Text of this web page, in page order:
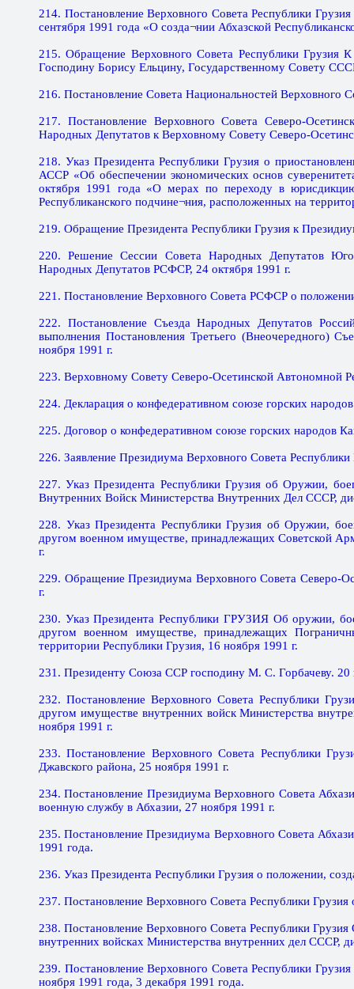
214. Постановление Верховного Совета Республики
сентября 1991 года «О созда¬нии Абхазской
215. Обращение Верховного Совета Республики
Господину Борису Ельцину, Государственному Совету
216. Постановление Совета Национальностей
217. Постановление Верховного Совета Северо-
Народных Депутатов к Верховному Совету Северо-
218. Указ Президента Республики Грузия о
АССР «Об обеспечении экономических основ
октября 1991 года «О мерах по переходу в
Республиканского подчине¬ния, расположенных на
219. Обращение Президента Республики Грузия к
220. Решение Сессии Совета Народных Депутатов
Народных Депутатов РСФСР, 24 октября 1991 г.
221. Постановление Верховного Совета РСФСР о
222. Постановление Съезда Народных Депутатов
выполнения Постановления Третьего
ноября 1991 г.
223. Верховному Совету Северо-Осетинской Автономной
224. Декларация о конфедеративном союзе горских
225. Договор о конфедеративном союзе горских народов
226. Заявление Президиума Верховного Совета Республики
227. Указ Президента Республики Грузия об Оружии,
Внутренних Войск Министерства Внутренних Дел СССР,
228. Указ Президента Республики Грузия об Оружии,
другом военном имуществе, принадлежащих Советской
г.
229. Обращение Президиума Верховного Совета Северо-
г.
230. Указ Президента Республики ГРУЗИЯ Об оружии,
другом военном имуществе, принадлежащих
территории Республики Грузия, 16 ноября 1991 г.
231. Президенту Союза ССР господину М. С. Горбачеву. 20
232. Постановление Верховного Совета Республики
другом имуществе внутренних войск Министерства
ноября 1991 г.
233. Постановление Верховного Совета Республики
Джавского района, 25 ноября 1991 г.
234. Постановление Президиума Верховного Совета
военную службу в Абхазии, 27 ноября 1991 г.
235. Постановление Президиума Верховного Совета
1991 года.
236. Указ Президента Республики Грузия о положении,
237. Постановление Верховного Совета Республики
238. Постановление Верховного Совета Республики
внутренних войсках Министерства внутренних дел СССР,
239. Постановление Верховного Совета Республики
ноября 1991 года, 3 декабря 1991 года.